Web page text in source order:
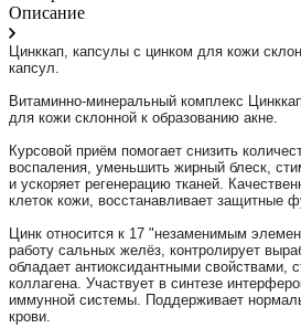
Описание
Цинккап, капсулы с цинком для кожи
капсул.
Витаминно-минеральный комплекс
для кожи склонной к образованию акне.
Курсовой приём помогает снизить
воспаления, уменьшить жирный блеск,
и ускоряет регенерацию тканей.
клеток кожи, восстанавливает защитные
Цинк относится к 17 "незаменимым
работу сальных желёз, контролирует
обладает антиоксидантными свойствами,
коллагена. Участвует в синтезе
иммунной системы. Поддерживает
крови.